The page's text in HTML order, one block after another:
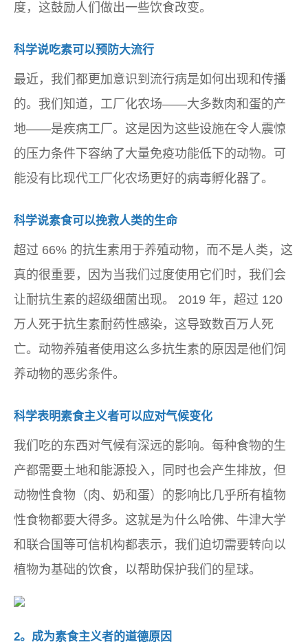
度，这鼓励人们做出一些饮食改变。
科学说吃素可以预防大流行
最近，我们都更加意识到流行病是如何出现和传播
的。我们知道，工厂化农场——大多数肉和蛋的产
地——是疾病工厂。这是因为这些设施在令人震惊
的压力条件下容纳了大量免疫功能低下的动物。可
能没有比现代工厂化农场更好的病毒孵化器了。
科学说素食可以挽救人类的生命
超过 66% 的抗生素用于养殖动物，而不是人类，这
真的很重要，因为当我们过度使用它们时，我们会
让耐抗生素的超级细菌出现。 2019 年，超过 120
万人死于抗生素耐药性感染，这导致数百万人死
亡。动物养殖者使用这么多抗生素的原因是他们饲
养动物的恶劣条件。
科学表明素食主义者可以应对气候变化
我们吃的东西对气候有深远的影响。每种食物的生
产都需要土地和能源投入，同时也会产生排放，但
动物性食物（肉、奶和蛋）的影响比几乎所有植物
性食物都要大得多。这就是为什么哈佛、牛津大学
和联合国等可信机构都表示，我们迫切需要转向以
植物为基础的饮食，以帮助保护我们的星球。
2。成为素食主义者的道德原因